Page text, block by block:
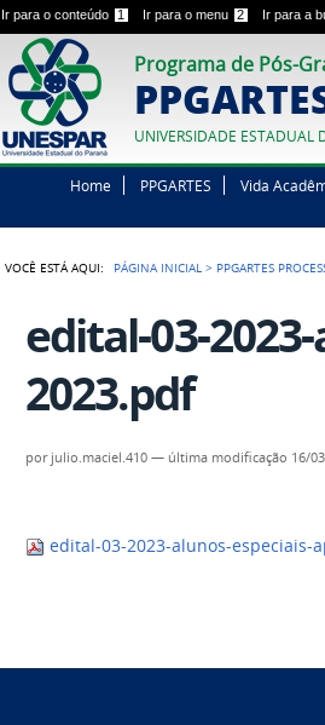
Ir para o conteúdo 1 Ir para o menu 2 Ir para a
Programa de Pós-
UNIVERSIDADE ESTADUAL
Home PPGARTES Vida
VOCÊ ESTÁ AQUI: PÁGINA INICIAL > PPGARTES
edital-03-
2023.pdf
por julio.maciel.410— última modificação 16/
edital-03-2023-alunos-especiais-